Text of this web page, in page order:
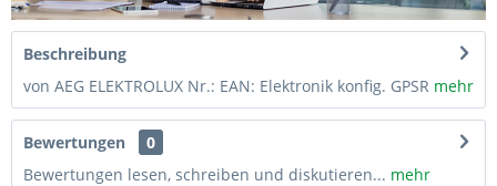
Beschreibung
von AEG ELEKTROLUX Nr.: EAN: Elektronik konfig. GPSR mehr
Bewertungen
0
Bewertungen lesen, schreiben und diskutieren... mehr